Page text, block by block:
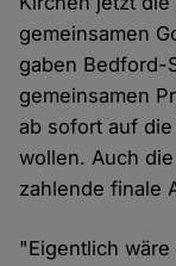
gemeinsamen
gaben Bedford-
gemeinsamen
ab sofort auf
wollen. Auch
zahlende finale
"Eigentlich